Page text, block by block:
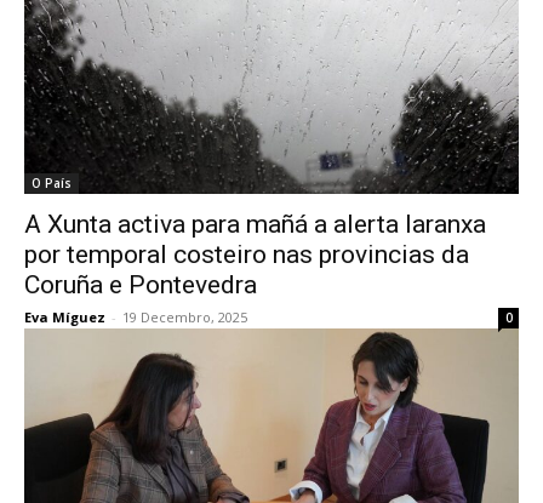
O País
A Xunta activa para mañá a alerta laranxa
por temporal costeiro nas provincias da
Coruña e Pontevedra
Eva Míguez - 19 Decembro, 2025 0